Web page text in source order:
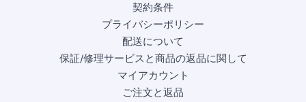
契約条件
プライバシーポリシー
配送について
保証/修理サービスと商品の返品に関して
マイアカウント
ご注文と返品